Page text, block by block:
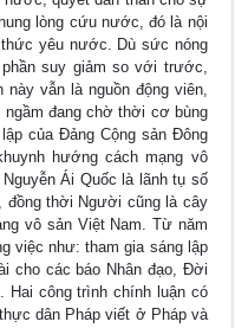
lòng cứu nước, đó là nội
yêu nước. Dù sức nóng
suy giảm so với trước,
vẫn là nguồn động viên,
đang chờ thời cơ bùng
của Đảng Cộng sản Đông
hướng cách mạng vô
Ái Quốc là lãnh tụ số
đồng thời Người cũng là cây
vô sản Việt Nam. Từ năm
việc như: tham gia sáng lập
cho các báo Nhân đạo, Đời
Hai công trình chính luận có
dân Pháp viết ở Pháp và